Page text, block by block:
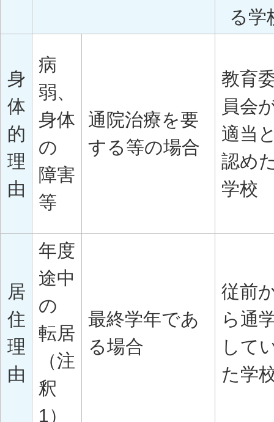
る学
身
体
的
理
由
病
弱、
身体
の
障害
等
通院治療を要
する等の場合
教育
員会
適当
認め
学校
居
住
理
由
年度
途中
の
転居
（注
釈
1）
最終学年であ
る場合
従前
ら通
して
た学